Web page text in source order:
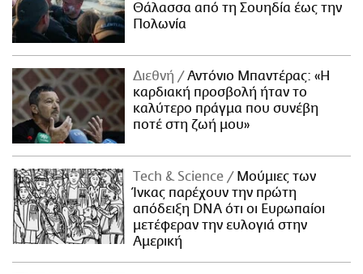
Θάλασσα από τη Σουηδία έως την
Πολωνία
Διεθνή
Αντόνιο Μπαντέρας: «Η
καρδιακή προσβολή ήταν το
καλύτερο πράγμα που συνέβη
ποτέ στη ζωή μου»
Τech & Science
Μούμιες των
Ίνκας παρέχουν την πρώτη
απόδειξη DNA ότι οι Ευρωπαίοι
μετέφεραν την ευλογιά στην
Αμερική